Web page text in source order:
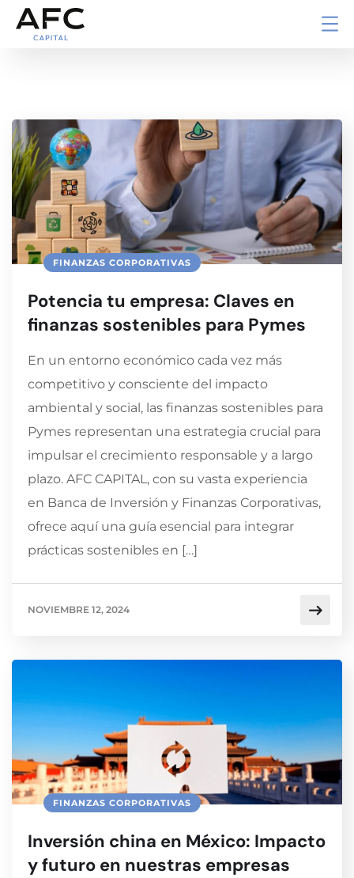
FINANZAS CORPORATIVAS
Potencia tu empresa: Claves en
finanzas sostenibles para Pymes
En un entorno económico cada vez más
competitivo y consciente del impacto
ambiental y social, las finanzas sostenibles para
Pymes representan una estrategia crucial para
impulsar el crecimiento responsable y a largo
plazo. AFC CAPITAL, con su vasta experiencia
en Banca de Inversión y Finanzas Corporativas,
ofrece aquí una guía esencial para integrar
prácticas sostenibles en […]
NOVIEMBRE 12, 2024
FINANZAS CORPORATIVAS
Inversión china en México: Impacto
y futuro en nuestras empresas